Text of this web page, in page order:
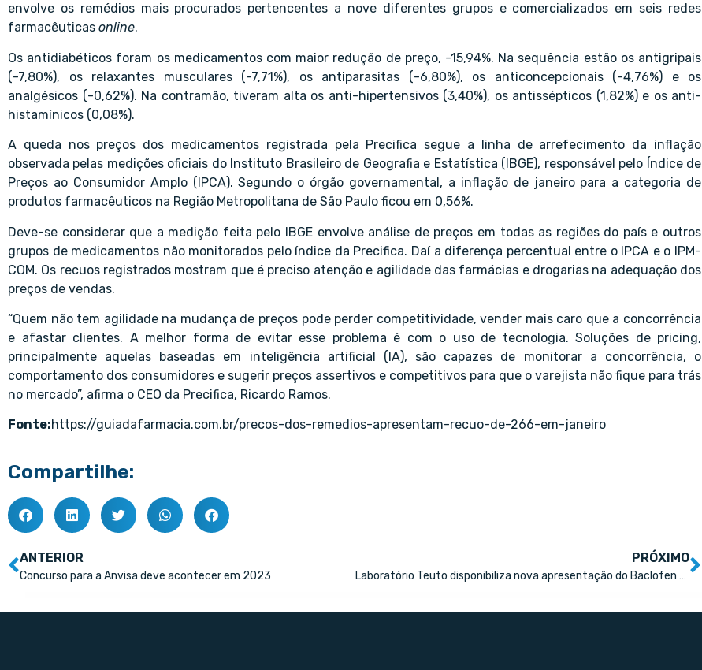
envolve os remédios mais procurados pertencentes a nove diferentes grupos e comercializados em seis redes
farmacêuticas online.
Os antidiabéticos foram os medicamentos com maior redução de preço, -15,94%. Na sequência estão os antigripais
(-7,80%), os relaxantes musculares (-7,71%), os antiparasitas (-6,80%), os anticoncepcionais (-4,76%) e os
analgésicos (-0,62%). Na contramão, tiveram alta os anti-hipertensivos (3,40%), os antissépticos (1,82%) e os anti-
histamínicos (0,08%).
A queda nos preços dos medicamentos registrada pela Precifica segue a linha de arrefecimento da inflação
observada pelas medições oficiais do Instituto Brasileiro de Geografia e Estatística (IBGE), responsável pelo Índice de
Preços ao Consumidor Amplo (IPCA). Segundo o órgão governamental, a inflação de janeiro para a categoria de
produtos farmacêuticos na Região Metropolitana de São Paulo ficou em 0,56%.
Deve-se considerar que a medição feita pelo IBGE envolve análise de preços em todas as regiões do país e outros
grupos de medicamentos não monitorados pelo índice da Precifica. Daí a diferença percentual entre o IPCA e o IPM-
COM. Os recuos registrados mostram que é preciso atenção e agilidade das farmácias e drogarias na adequação dos
preços de vendas.
“Quem não tem agilidade na mudança de preços pode perder competitividade, vender mais caro que a concorrência
e afastar clientes. A melhor forma de evitar esse problema é com o uso de tecnologia. Soluções de pricing,
principalmente aquelas baseadas em inteligência artificial (IA), são capazes de monitorar a concorrência, o
comportamento dos consumidores e sugerir preços assertivos e competitivos para que o varejista não fique para trás
no mercado”, afirma o CEO da Precifica, Ricardo Ramos.
Fonte:https://guiadafarmacia.com.br/precos-dos-remedios-apresentam-recuo-de-266-em-janeiro
Compartilhe:
ANTERIOR
Concurso para a Anvisa deve acontecer em 2023
PRÓXIMO
Laboratório Teuto disponibiliza nova apresentação do Baclofen e Baclofeno